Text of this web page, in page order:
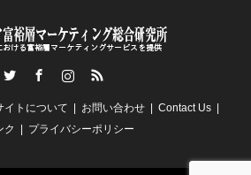
RSS
イトについて お問い合わせ
Contact Us
ク
プライバシーポリシー